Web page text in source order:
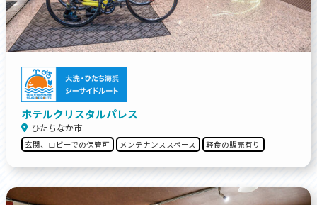
ホテルクリスタルパレス
ひたちなか市
玄関、ロビーでの保管可 メンテナンススペース 軽食の販売有り